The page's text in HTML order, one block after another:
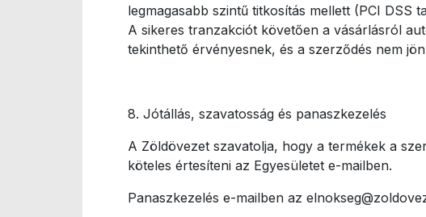
legmagasabb szintű titkosítás mellett (PCI DSS
A sikeres tranzakciót követően a vásárlásról
tekinthető érvényesnek, és a szerződés nem
8. Jótállás, szavatosság és panaszkezelés
A Zöldövezet szavatolja, hogy a termékek a
köteles értesíteni az Egyesületet e-mailben.
Panaszkezelés e-mailben az